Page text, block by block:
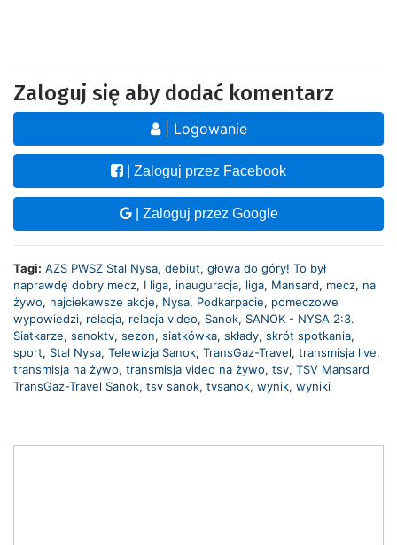
Zaloguj się aby dodać komentarz
| Logowanie
| Zaloguj przez Facebook
| Zaloguj przez Google
Tagi: AZS PWSZ Stal Nysa, debiut, głowa do góry! To był
naprawdę dobry mecz, I liga, inauguracja, liga, Mansard, mecz, na
żywo, najciekawsze akcje, Nysa, Podkarpacie, pomeczowe
wypowiedzi, relacja, relacja video, Sanok, SANOK - NYSA 2:3.
Siatkarze, sanoktv, sezon, siatkówka, składy, skrót spotkania,
sport, Stal Nysa, Telewizja Sanok, TransGaz-Travel, transmisja live,
transmisja na żywo, transmisja video na żywo, tsv, TSV Mansard
TransGaz-Travel Sanok, tsv sanok, tvsanok, wynik, wyniki